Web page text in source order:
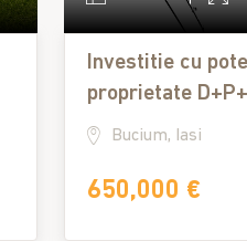
Investitie cu
proprietate
Bucium, Iasi
650,000 €